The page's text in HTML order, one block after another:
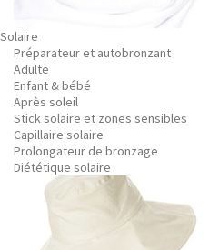
Solaire
Préparateur et autobronzant
Adulte
Enfant & bébé
Après soleil
Stick solaire et zones sensibles
Capillaire solaire
Prolongateur de bronzage
Diététique solaire